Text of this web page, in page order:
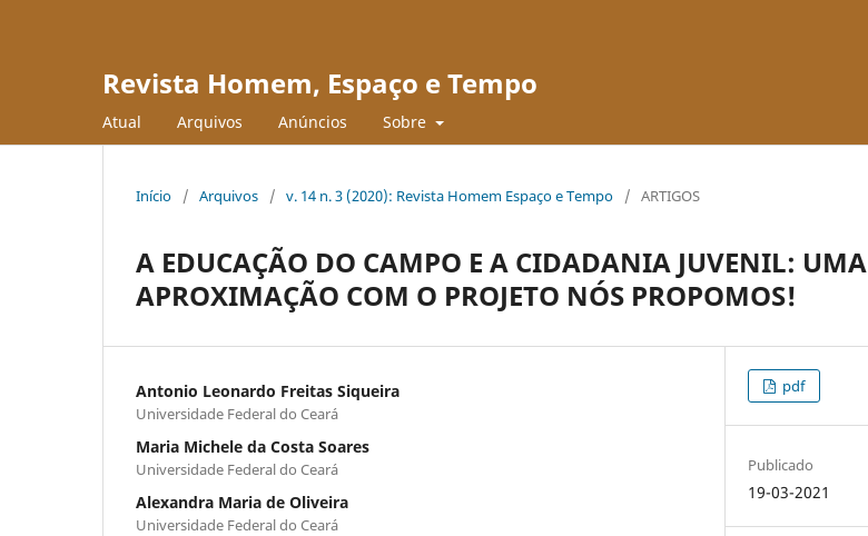
Revista Homem, Espaço e Tempo
Atual Arquivos Anúncios Sobre
Início / Arquivos / v. 14 n. 3 (2020): Revista Homem Espaço e Tempo / ARTIGOS
A EDUCAÇÃO DO CAMPO E A CIDADANIA JUVENIL: UMA
APROXIMAÇÃO COM O PROJETO NÓS PROPOMOS!
Antonio Leonardo Freitas Siqueira
Universidade Federal do Ceará
Maria Michele da Costa Soares
Universidade Federal do Ceará
Alexandra Maria de Oliveira
Universidade Federal do Ceará
pdf
Publicado
19-03-2021